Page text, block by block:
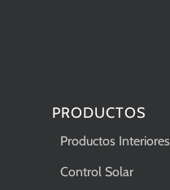
PRODUCTOS
Productos Interiores
Control Solar